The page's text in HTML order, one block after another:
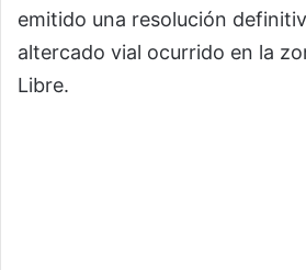
emitido una resolución
altercado vial ocurrido en la
Libre.